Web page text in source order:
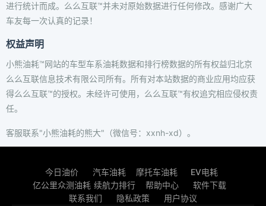
进行统计而成。么么互联™并未对原始数据进行任何修改。感谢广大
车友每一次认真的记录！
权益声明
小熊油耗™网站的车型车系油耗数据和排行榜数据的所有权益归北京
么么互联信息技术有限公司所有。所有对本站数据的商业应用均应获
得么么互联™的授权。未经许可使用，么么互联™有权追究相应侵权责
任。
客服联系"小熊油耗的熊大"（微信号：xxnh-xd）。
今日油价 汽车油耗 摩托车油耗
EV电耗
亿公里众测油耗 续航力排行 帮助中心
软件下载
联系我们
隐私政策 用户协议